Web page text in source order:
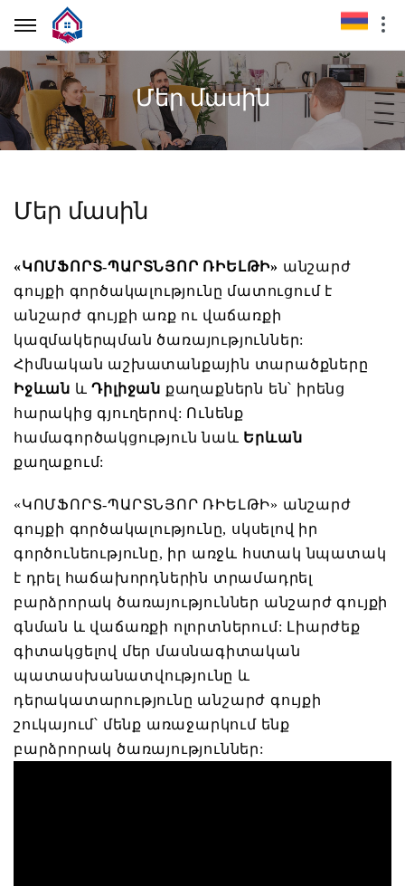
Մեր մասին
Մեր մասին
«ԿՈՄՖՈՐՏ-ՊԱՐՏՆՅՈՐ ՌԻԵԼԹԻ» անշարժ
գույքի գործակալությունը մատուցում է
անշարժ գույքի առք ու վաճառքի
կազմակերպման ծառայություններ:
Հիմնական աշխատանքային տարածքները
Իջևան ևԴիլիջան քաղաքներն են՝ իրենց
հարակից գյուղերով: Ունենք
համագործակցություն նաև Երևան
քաղաքում:
«ԿՈՄՖՈՐՏ-ՊԱՐՏՆՅՈՐ ՌԻԵԼԹԻ» անշարժ
գույքի գործակալությունը, սկսելով իր
գործունեությունը, իր առջև հստակ նպատակ
է դրել հաճախորդներին տրամադրել
բարձրորակ ծառայություններ անշարժ գույքի
գնման և վաճառքի ոլորտներում: Լիարժեք
գիտակցելով մեր մասնագիտական
պատասխանատվությունը և
դերակատարությունը անշարժ գույքի
շուկայում՝ մենք առաջարկում ենք
բարձրորակ ծառայություններ: